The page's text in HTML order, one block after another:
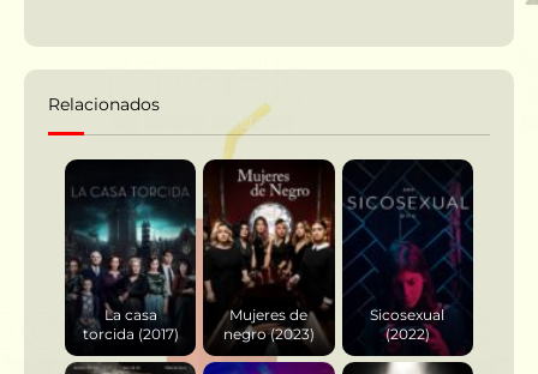
Relacionados
La casa
torcida (2017)
Mujeres de
negro (2023)
Sicosexual
(2022)